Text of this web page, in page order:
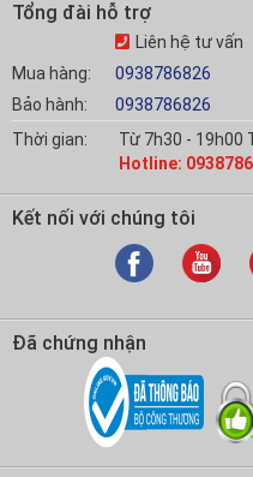
Tổng đài hỗ trợ
Mua hàng:
Bảo hành:
Liên hệ tư vấn
0938786826
0938786826
Thời gian:
Từ 7h30 - 19h00
Hotline:
Kết nối với chúng tôi
Đã chứng nhận